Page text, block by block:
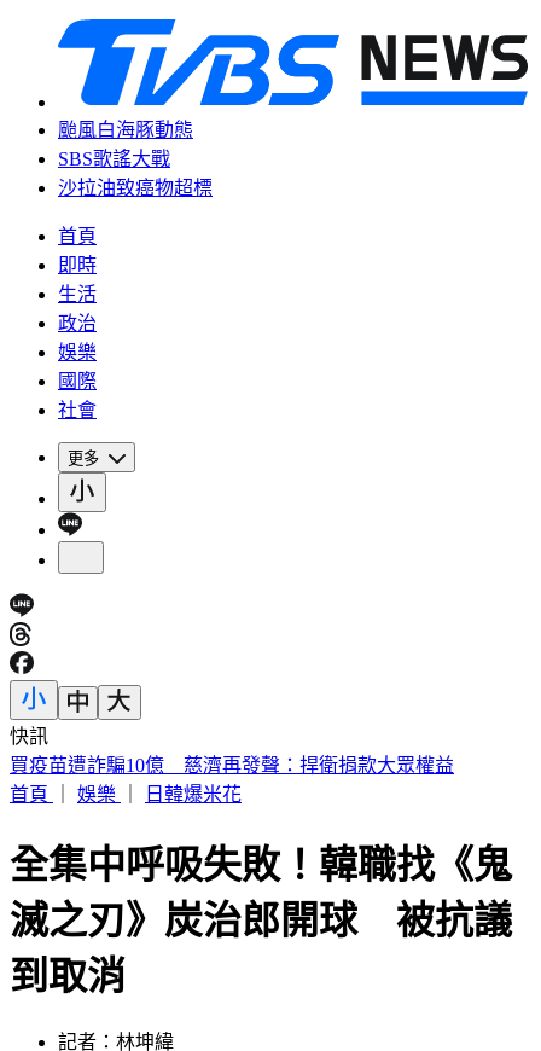
颱風白海豚動態
SBS歌謠大戰
沙拉油致癌物超標
首頁
即時
生活
政治
娛樂
國際
社會
更多
快訊
白海豚慢速擺尾！氣象粉專崩潰喊「叛逆難搞」：雨彈恐拖更
久
全集中呼吸失敗！韓職找《鬼
滅之刃》炭治郎開球 被抗議
到取消